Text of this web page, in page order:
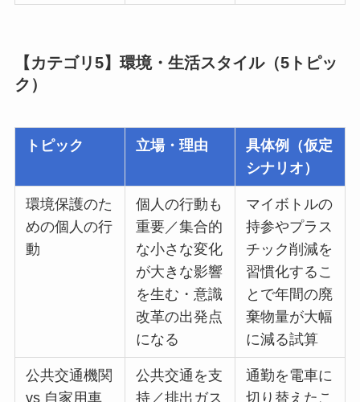
【カテゴリ5】環境・生活スタイル（5トピッ
ク）
トピック 立場・理由
具体例（仮定
シナリオ）
環境保護のた
めの個人の行
動
個人の行動も
重要／集合的
な小さな変化
が大きな影響
を生む・意識
改革の出発点
になる
マイボトルの
持参やプラス
チック削減を
習慣化するこ
とで年間の廃
棄物量が大幅
に減る試算
公共交通機関
vs 自家用車
公共交通を支
持／排出ガス
通勤を電車に
切り替えたこ